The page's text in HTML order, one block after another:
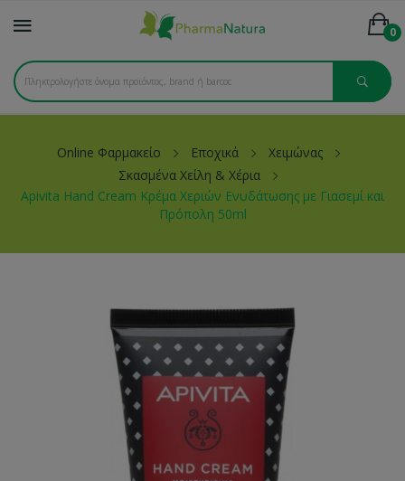
0
Online Φαρμακείο Εποχικά
Χειμώνας
Σκασμένα Χείλη & Χέρια
Apivita Hand Cream Κρέμα Χεριών Ενυδάτωσης με Γιασεμί και
Πρόπολη 50ml